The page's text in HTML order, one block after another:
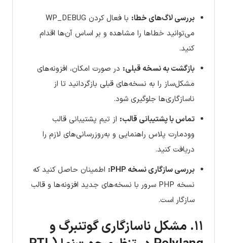
بررسی لاگ‌های خطا:
با فعال کردن WP_DEBUG
می‌توانید خطاها را مشاهده و بر اساس آن‌ها اقدام
کنید.
بازگشت به نسخه قبلی: در صورت امکان، افزونه‌های
مشکل‌ساز را به نسخه‌های قبلی بازگردانید تا از
ناسازگاری‌ها جلوگیری شود.
تماس با پشتیبانی قالب: از تیم پشتیبانی قالب
وودمارت پلاس راهنمایی و به‌روزرسانی‌های لازم را
دریافت کنید.
بررسی سازگاری نسخه PHP:
اطمینان حاصل کنید که
نسخه PHP سرور با نسخه‌های جدید افزونه‌ها و قالب
سازگار است.
۱۱. مشکل ناسازگاری گوتنبرگ و